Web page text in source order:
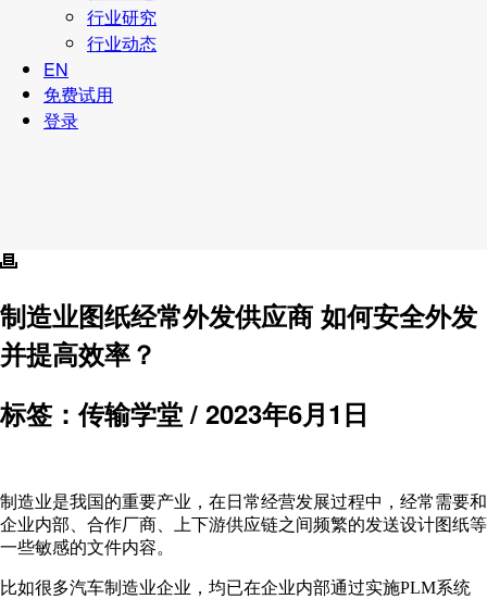
行业研究
行业动态
EN
免费试用
登录
制造业图纸经常外发供应商 如何安全外发
并提高效率？
标签：传输学堂 / 2023年6月1日
制造业是我国的重要产业，在日常经营发展过程中，经常需要和
企业内部、合作厂商、上下游供应链之间频繁的发送设计图纸等
一些敏感的文件内容。
比如很多汽车制造业企业，均已在企业内部通过实施PLM系统